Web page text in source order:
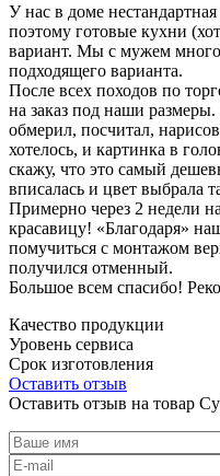
У нас в доме
поэтому готовые кухни
вариант. Мы с мужем
подходящего варианта.
После всех походов по
на заказ под наши
обмерил, посчитал,
хотелось, и картинка в
скажу, что это самый
вписалась и цвет выбрала
Примерно через 2 недели
красавицу! «Благодаря»
помучиться с монтажом
получился отменный.
Большое всем спасибо!
Качество продукции
Уровень сервиса
Срок изготовления
Оставить отзыв
Оставить отзыв на товар